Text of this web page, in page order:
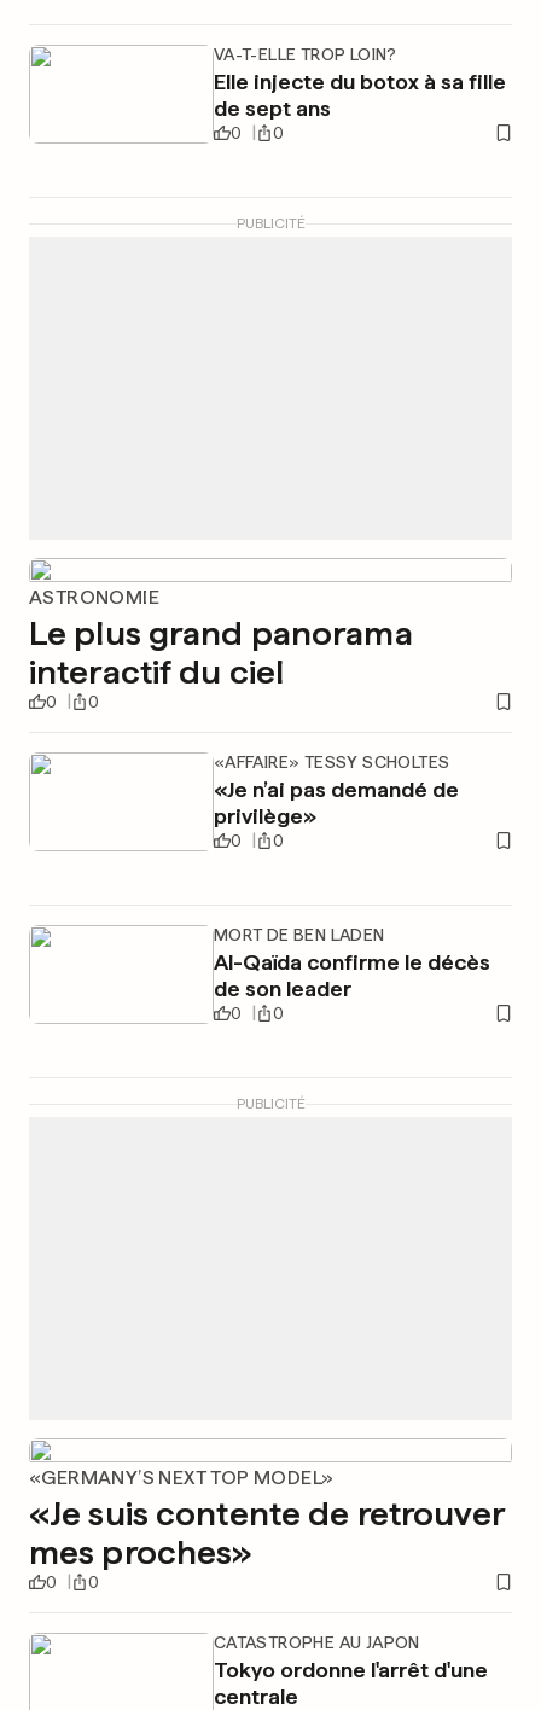
VA-T-ELLE TROP LOIN?
Elle injecte du botox à sa fille
de sept ans
0 0
PUBLICITÉ
ASTRONOMIE
Le plus grand panorama
interactif du ciel
0 0
«AFFAIRE» TESSY SCHOLTES
«Je n’ai pas demandé de
privilège»
0 0
MORT DE BEN LADEN
Al-Qaïda confirme le décès
de son leader
0 0
PUBLICITÉ
«GERMANY’S NEXT TOP MODEL»
«Je suis contente de retrouver
mes proches»
0 0
CATASTROPHE AU JAPON
Tokyo ordonne l'arrêt d'une
centrale